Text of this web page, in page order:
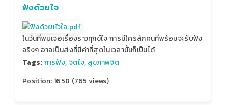
ฟังด้วยใจ
ในวันที่พบเจอเรื่องราวทุกข์ใจ การมีใครสักคนที่พร้อมจะรับฟัง
จริงๆ อาจเป็นส่งที่มีค่าที่สุดในเวลานั้นก็เป็นได้
Tags: การฟัง,จิตใจ, สุขภาพจิต
Position:1658 (765 views)